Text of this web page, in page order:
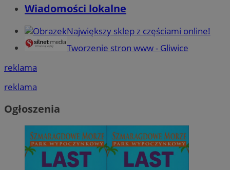
Wiadomości lokalne
Największy sklep z częściami online!
Tworzenie stron www - Gliwice
reklama
reklama
Ogłoszenia